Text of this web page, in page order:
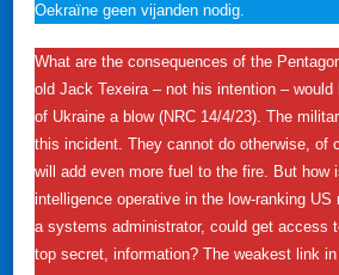
Oekraïne geen vijanden nodig.
What are the consequences of the
old Jack Texeira – not his intention –
of Ukraine a blow (NRC 14/4/23). The
this incident. They cannot do otherwise, of
will add even more fuel to the fire. But how
intelligence operative in the low-ranking
a systems administrator, could get access
top secret, information? The weakest link